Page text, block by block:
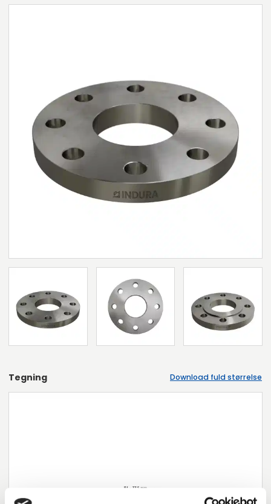
Tegning Download fuld størrelse